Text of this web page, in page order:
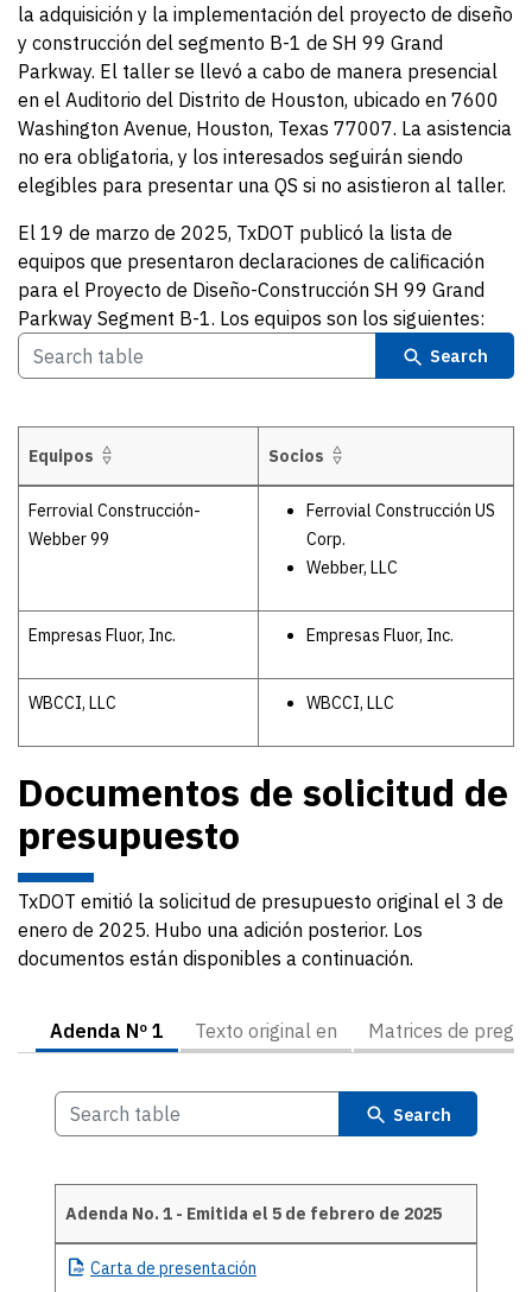
la adquisición y la implementación del proyecto de diseño
y construcción del segmento B-1 de SH 99 Grand
Parkway. El taller se llevó a cabo de manera presencial
en el Auditorio del Distrito de Houston, ubicado en 7600
Washington Avenue, Houston, Texas 77007. La asistencia
no era obligatoria, y los interesados seguirán siendo
elegibles para presentar una QS si no asistieron al taller.
El 19 de marzo de 2025, TxDOT publicó la lista de
equipos que presentaron declaraciones de calificación
para el Proyecto de Diseño-Construcción SH 99 Grand
Parkway Segment B-1. Los equipos son los siguientes:
Search
El 19 de marzo de 2025, TxDOT publicó la lista de equipos que
Equipos Socios
Ferrovial Construcción-
Webber 99
Ferrovial Construcción US
Corp.
Webber, LLC
Empresas Fluor, Inc. Empresas Fluor, Inc.
WBCCI, LLC WBCCI, LLC
Documentos de solicitud de
presupuesto
TxDOT emitió la solicitud de presupuesto original el 3 de
enero de 2025. Hubo una adición posterior. Los
documentos están disponibles a continuación.
Adenda Nº 1 Texto original en Matrices de
Search
Details
Adenda No. 1 - Emitida el 5 de febrero de 2025
Cartade presentación